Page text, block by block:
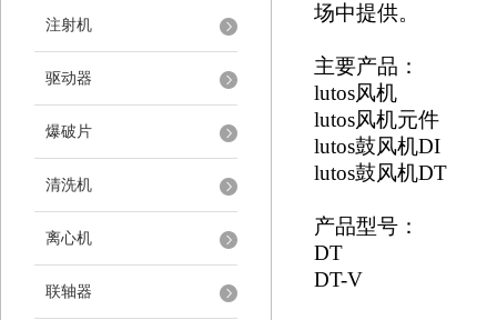
注射机
驱动器
爆破片
清洗机
离心机
联轴器
场中提供。
主要产品：
lutos风机
lutos风机元件
lutos鼓风机DI
lutos鼓风机DT
产品型号：
DT
DT-V